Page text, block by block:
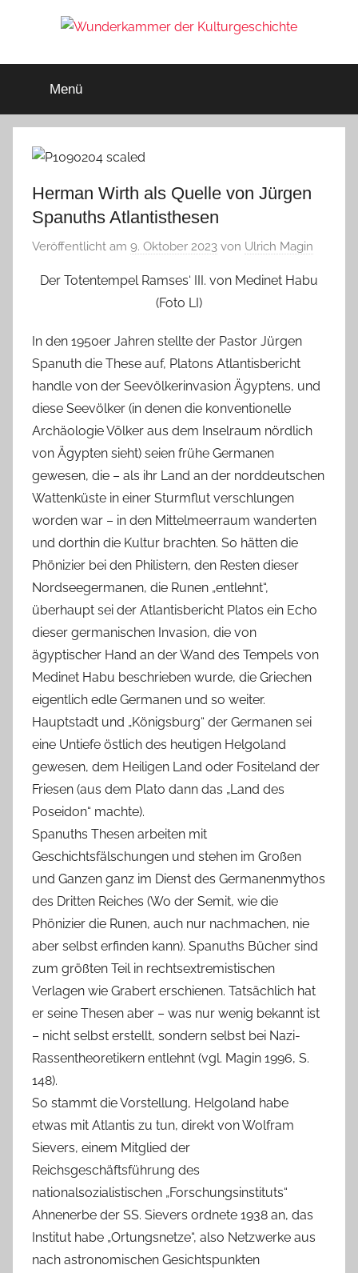
Wunderkammer
der
Kulturgeschichte
Geschichte
&
Archäologie
Menü
Herman Wirth als Quelle von Jürgen
Spanuths Atlantisthesen
Veröffentlicht am 9. Oktober 2023 von Ulrich Magin
Der Totentempel Ramses‘ III. von Medinet Habu
(Foto LI)
In den 1950er Jahren stellte der Pastor Jürgen
Spanuth die These auf, Platons Atlantisbericht
handle von der Seevölkerinvasion Ägyptens, und
diese Seevölker (in denen die konventionelle
Archäologie Völker aus dem Inselraum nördlich
von Ägypten sieht) seien frühe Germanen
gewesen, die – als ihr Land an der norddeutschen
Wattenküste in einer Sturmflut verschlungen
worden war – in den Mittelmeerraum wanderten
und dorthin die Kultur brachten. So hätten die
Phönizier bei den Philistern, den Resten dieser
Nordseegermanen, die Runen „entlehnt“,
überhaupt sei der Atlantisbericht Platos ein Echo
dieser germanischen Invasion, die von
ägyptischer Hand an der Wand des Tempels von
Medinet Habu beschrieben wurde, die Griechen
eigentlich edle Germanen und so weiter.
Hauptstadt und „Königsburg“ der Germanen sei
eine Untiefe östlich des heutigen Helgoland
gewesen, dem Heiligen Land oder Fositeland der
Friesen (aus dem Plato dann das „Land des
Poseidon“ machte).
Spanuths Thesen arbeiten mit
Geschichtsfälschungen und stehen im Großen
und Ganzen ganz im Dienst des Germanenmythos
des Dritten Reiches (Wo der Semit, wie die
Phönizier die Runen, auch nur nachmachen, nie
aber selbst erfinden kann). Spanuths Bücher sind
zum größten Teil in rechtsextremistischen
Verlagen wie Grabert erschienen. Tatsächlich hat
er seine Thesen aber – was nur wenig bekannt ist
– nicht selbst erstellt, sondern selbst bei Nazi-
Rassentheoretikern entlehnt (vgl. Magin 1996, S.
148).
So stammt die Vorstellung, Helgoland habe
etwas mit Atlantis zu tun, direkt von Wolfram
Sievers, einem Mitglied der
Reichsgeschäftsführung des
nationalsozialistischen „Forschungsinstituts“
Ahnenerbe der SS. Sievers ordnete 1938 an, das
Institut habe „Ortungsnetze“, also Netzwerke aus
nach astronomischen Gesichtspunkten